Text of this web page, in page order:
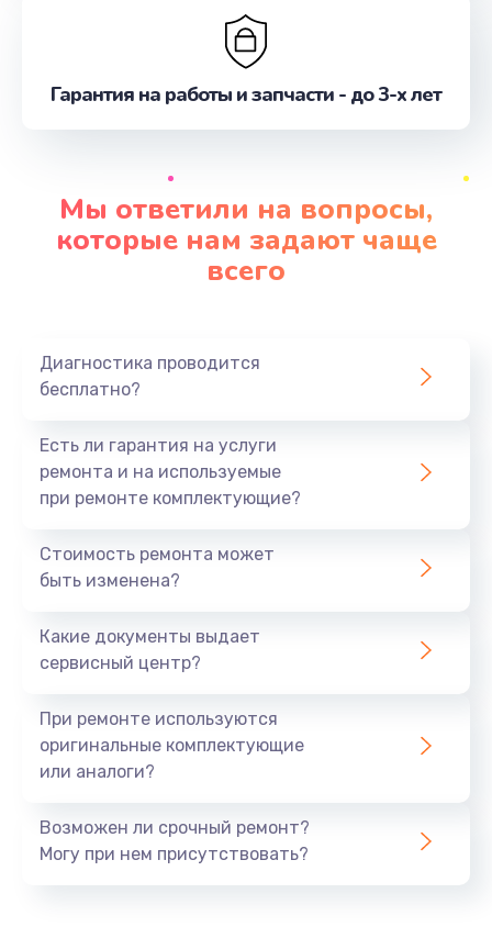
Гарантия на работы и запчасти - до 3-х лет
Мы ответили на вопросы,
которые нам задают чаще
всего
Диагностика проводится
бесплатно?
Есть ли гарантия на услуги
ремонта и на используемые
при ремонте комплектующие?
Стоимость ремонта может
быть изменена?
Какие документы выдает
сервисный центр?
При ремонте используются
оригинальные комплектующие
или аналоги?
Возможен ли срочный ремонт?
Могу при нем присутствовать?